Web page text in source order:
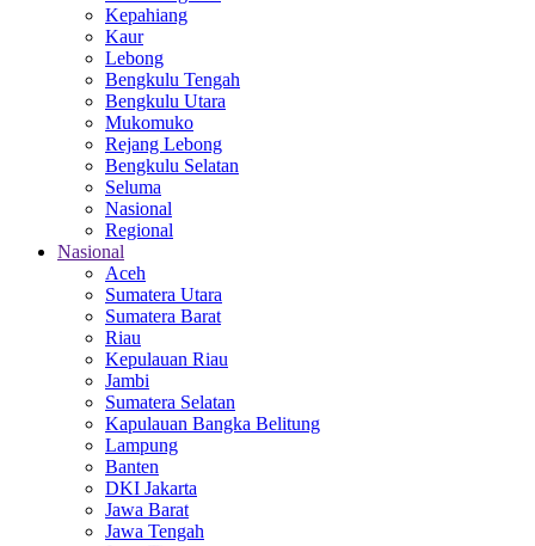
Kepahiang
Kaur
Lebong
Bengkulu Tengah
Bengkulu Utara
Mukomuko
Rejang Lebong
Bengkulu Selatan
Seluma
Nasional
Regional
Nasional
Aceh
Sumatera Utara
Sumatera Barat
Riau
Kepulauan Riau
Jambi
Sumatera Selatan
Kapulauan Bangka Belitung
Lampung
Banten
DKI Jakarta
Jawa Barat
Jawa Tengah